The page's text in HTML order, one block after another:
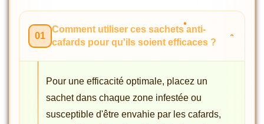
01
Comment utiliser ces sachets anti-
cafards pour qu'ils soient efficaces ?
Pour une efficacité optimale, placez un
sachet dans chaque zone infestée ou
susceptible d'être envahie par les cafards,